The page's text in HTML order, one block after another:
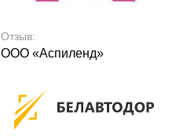
Отзыв:
ООО «Аспиленд»